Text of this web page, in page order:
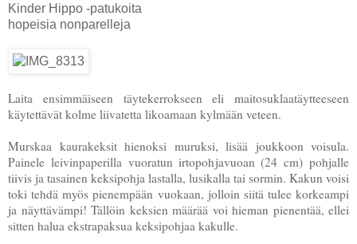
Kinder Hippo -patukoita
hopeisia nonparelleja
Laita ensimmäiseen täytekerrokseen eli maitosuklaatäytteeseen
käytettävät kolme liivatetta likoamaan kylmään veteen.
Murskaa kaurakeksit hienoksi muruksi, lisää joukkoon voisula.
Painele leivinpaperilla vuoratun irtopohjavuoan (24 cm) pohjalle
tiivis ja tasainen keksipohja lastalla, lusikalla tai sormin. Kakun voisi
toki tehdä myös pienempään vuokaan, jolloin siitä tulee korkeampi
ja näyttävämpi! Tällöin keksien määrää voi hieman pienentää, ellei
sitten halua ekstrapaksua keksipohjaa kakulle.